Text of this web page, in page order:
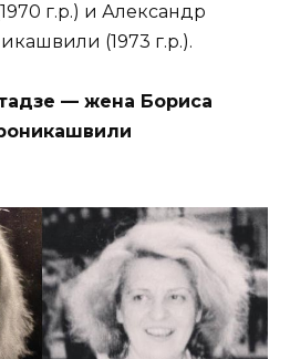
г.р.) и Александр
(1973 г.р.).
— жена Бориса